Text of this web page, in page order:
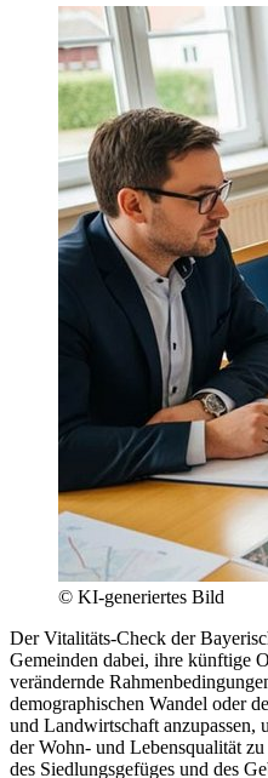
© KI-generiertes Bild
Der Vitalitäts-Check der
Gemeinden dabei, ihre künftige
verändernde
demographischen Wandel oder
und Landwirtschaft
der Wohn- und Lebensqualität
des Siedlungsgefüges und des